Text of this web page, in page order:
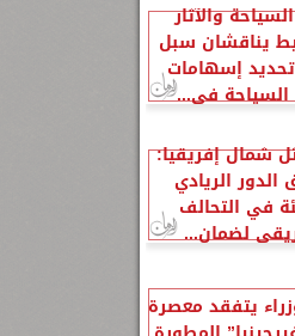
والآثار
يناقشان سبل
إسهامات
في...
شمال إفريقيا:
الدور الريادي
في التحالف
لضمان...
يتفقد معصرة